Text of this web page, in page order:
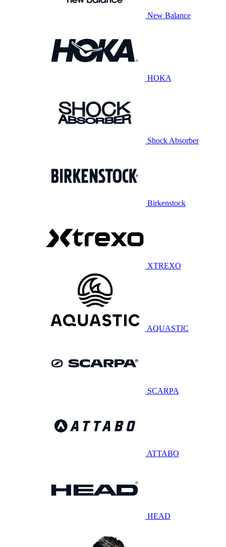
New Balance
HOKA
Shock Absorber
Birkenstock
XTREXO
AQUASTIC
SCARPA
ATTABO
HEAD